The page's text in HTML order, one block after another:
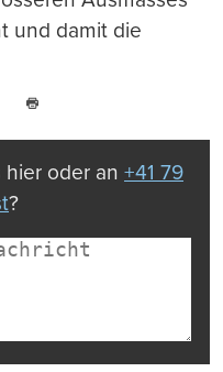
und damit die
drucken
oder an +41 79
?